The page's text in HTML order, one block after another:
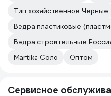
Тип хозяйственное Черные
Ведра пластиковые
Ведра строительные
Martika Соло
Оптом
Сервисное